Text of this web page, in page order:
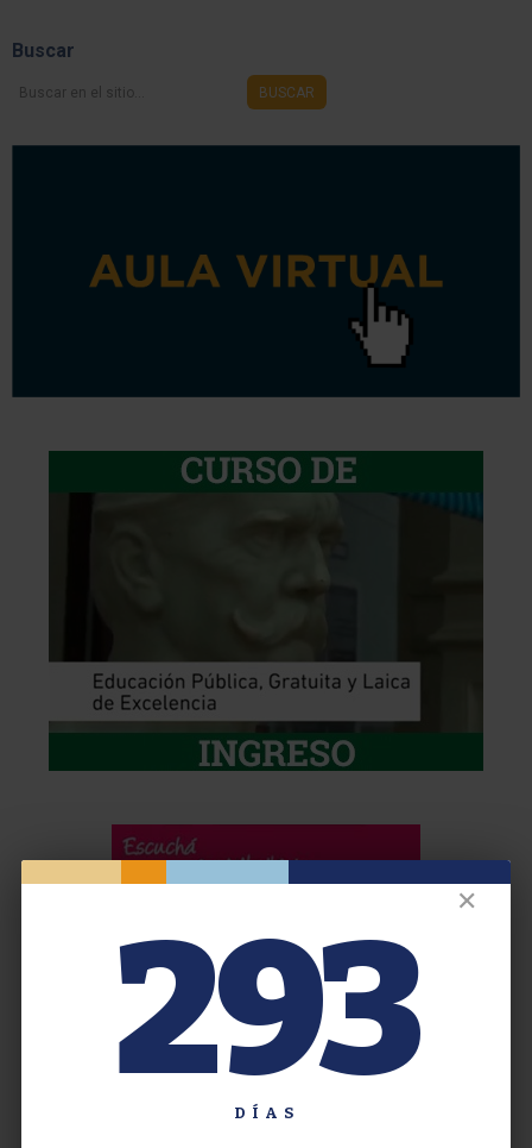
Buscar
Buscar
BUSCAR
✕
293
DÍAS